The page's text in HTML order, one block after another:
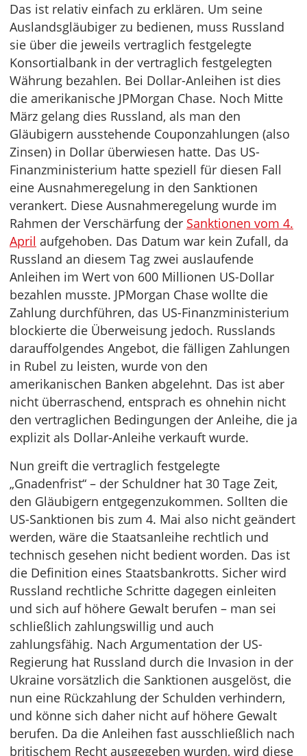
Das ist relativ einfach zu erklären. Um seine
Auslandsgläubiger zu bedienen, muss Russland
sie über die jeweils vertraglich festgelegte
Konsortialbank in der vertraglich festgelegten
Währung bezahlen. Bei Dollar-Anleihen ist dies
die amerikanische JPMorgan Chase. Noch Mitte
März gelang dies Russland, als man den
Gläubigern ausstehende Couponzahlungen (also
Zinsen) in Dollar überwiesen hatte. Das US-
Finanzministerium hatte speziell für diesen Fall
eine Ausnahmeregelung in den Sanktionen
verankert. Diese Ausnahmeregelung wurde im
Rahmen der Verschärfung der Sanktionen vom 4.
April aufgehoben. Das Datum war kein Zufall, da
Russland an diesem Tag zwei auslaufende
Anleihen im Wert von 600 Millionen US-Dollar
bezahlen musste. JPMorgan Chase wollte die
Zahlung durchführen, das US-Finanzministerium
blockierte die Überweisung jedoch. Russlands
darauffolgendes Angebot, die fälligen Zahlungen
in Rubel zu leisten, wurde von den
amerikanischen Banken abgelehnt. Das ist aber
nicht überraschend, entsprach es ohnehin nicht
den vertraglichen Bedingungen der Anleihe, die ja
explizit als Dollar-Anleihe verkauft wurde.
Nun greift die vertraglich festgelegte
„Gnadenfrist“ – der Schuldner hat 30 Tage Zeit,
den Gläubigern entgegenzukommen. Sollten die
US-Sanktionen bis zum 4. Mai also nicht geändert
werden, wäre die Staatsanleihe rechtlich und
technisch gesehen nicht bedient worden. Das ist
die Definition eines Staatsbankrotts. Sicher wird
Russland rechtliche Schritte dagegen einleiten
und sich auf höhere Gewalt berufen – man sei
schließlich zahlungswillig und auch
zahlungsfähig. Nach Argumentation der US-
Regierung hat Russland durch die Invasion in der
Ukraine vorsätzlich die Sanktionen ausgelöst, die
nun eine Rückzahlung der Schulden verhindern,
und könne sich daher nicht auf höhere Gewalt
berufen. Da die Anleihen fast ausschließlich nach
britischem Recht ausgegeben wurden, wird diese